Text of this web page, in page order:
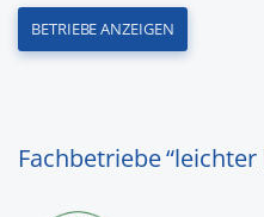
BETRIEBE ANZEIGEN
Fachbetriebe “leichter